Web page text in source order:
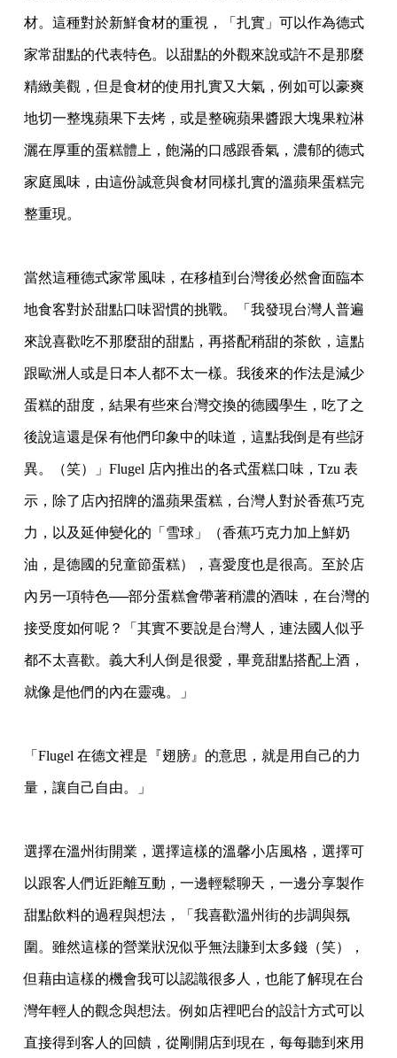
材。這種對於新鮮食材的重視，「扎實」可以作為德式
家常甜點的代表特色。以甜點的外觀來說或許不是那麼
精緻美觀，但是食材的使用扎實又大氣，例如可以豪爽
地切一整塊蘋果下去烤，或是整碗蘋果醬跟大塊果粒淋
灑在厚重的蛋糕體上，飽滿的口感跟香氣，濃郁的德式
家庭風味，由這份誠意與食材同樣扎實的溫蘋果蛋糕完
整重現。
當然這種德式家常風味，在移植到台灣後必然會面臨本
地食客對於甜點口味習慣的挑戰。「 我發現台灣人普遍
來說喜歡吃不那麼甜的甜點，再搭配稍甜的茶飲，這點
跟歐洲人或是日本人都不太一樣。我後來的作法是減少
蛋糕的甜度，結果有些來台灣交換的德國學生，吃了之
後說這還是保有他們印象中的味道，這點我倒是有些訝
異。（笑）」Flugel 店內推出的各式蛋糕口味，Tzu 表
示，除了店內招牌的溫蘋果蛋糕，台灣人對於香蕉巧克
力，以 及延伸變化的「雪球」（香蕉巧克力加上鮮奶
油，是德國的兒童節蛋糕），喜愛度也是很高。至於店
內另一項特色──部分蛋糕會帶著稍濃的酒味，在台灣的
接受度如何呢？「其實不要說是台灣人，連法國人似乎
都不太喜歡。義大利人倒是很愛，畢竟甜點搭配上酒，
就像是他們的內在靈魂。」
「Flugel 在德文裡是『翅膀』的意思，就是用自己的力
量，讓自己自由。」
選擇在溫州街開業，選擇這樣的溫馨小店風格，選擇可
以跟客人們近距離互動，一邊輕鬆聊天，一邊分享製作
甜點飲料的過程與想法，「我喜歡溫州街的步調與氛
圍。雖然這樣的營業狀況似乎無法賺到太多錢（笑），
但藉由這樣的機會我可以認識很多人，也能了解現在台
灣年輕人的觀念與想法。例如店裡吧台的設計方式可以
直接得到客人的回饋，從剛開店到現在 ，每每聽到來用